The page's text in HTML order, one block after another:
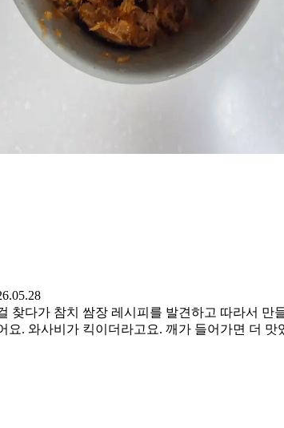
찾다가 참치 쌈장 레시피를 발견하고 따라서
요. 와사비가 킥이더라고요. 깨가 들어가면 더 맛